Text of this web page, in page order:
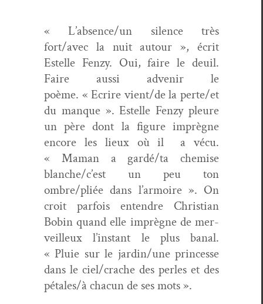
« L’absence/un silence très
fort/avec la nuit autour », écrit
Estelle Fen­zy. Oui, faire le deuil.
Faire aus­si advenir le
poème. « Ecrire vient/de la perte/et
du manque ». Estelle Fen­zy pleure
un père dont la fig­ure imprègne
encore les lieux où il
a vécu.
« Maman a gardé/ta chemise
blanche/c’est un peu ton
ombre/pliée dans l’armoire ». On
croit par­fois enten­dre Chris­t­ian
Bobin quand elle imprègne de mer­
veilleux l’instant le plus banal.
« Pluie sur le jardin/une princesse
dans le ciel/crache des per­les et des
pétales/à cha­cun de ses mots ».